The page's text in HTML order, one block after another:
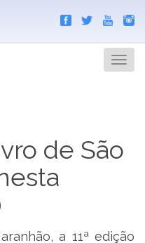
Menu
de São
a 11ª edição